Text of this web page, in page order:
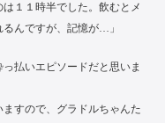
１１時半でした。飲むとメ
んですが、記憶が…」
払いエピソードだと思いま
すので、グラドルちゃんた